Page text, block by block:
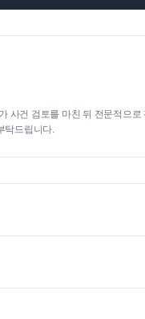
사건 검토를 마친 뒤 전문적으
탁드립니다.